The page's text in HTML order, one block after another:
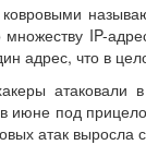
множеству IP-
адрес, что в
атаковали
июне под
атак выросла